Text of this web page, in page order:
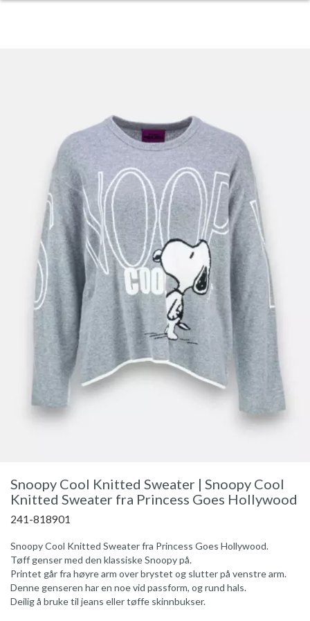
Snoopy Cool Knitted Sweater | Snoopy Cool
Knitted Sweater fra Princess Goes Hollywood
241-818901
Snoopy Cool Knitted Sweater fra Princess Goes Hollywood.
Tøff genser med den klassiske Snoopy på.
Printet går fra høyre arm over brystet og slutter på venstre arm.
Denne genseren har en noe vid passform, og rund hals.
Deilig å bruke til jeans eller tøffe skinnbukser.